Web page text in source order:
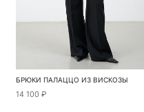
БРЮКИ ПАЛАЦЦО ИЗ ВИСКОЗЫ
14 100 ₽